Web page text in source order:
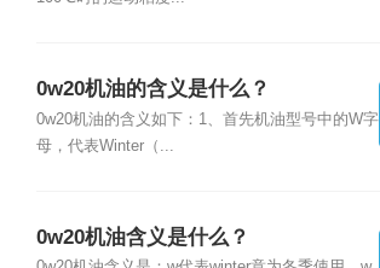
0w20机油的含义是什么？
0w20机油的含义如下：1、首先机油型号中的W字
母，代表Winter（...
0w20机油含义是什么？